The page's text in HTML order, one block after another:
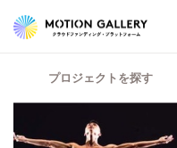
プロジェクトを探す